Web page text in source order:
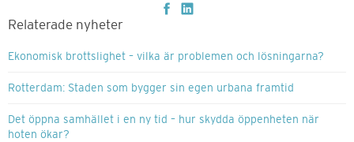
Relaterade nyheter
Ekonomisk brottslighet – vilka är problemen och lösningarna?
Rotterdam: Staden som bygger sin egen urbana framtid
Det öppna samhället i en ny tid – hur skydda öppenheten när
hoten ökar?